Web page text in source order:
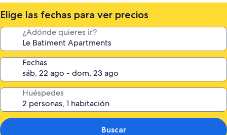
3.5
estrellas
Elige las fechas para ver precios
¿Adónde quieres ir?
Fechas
Huéspedes
Buscar